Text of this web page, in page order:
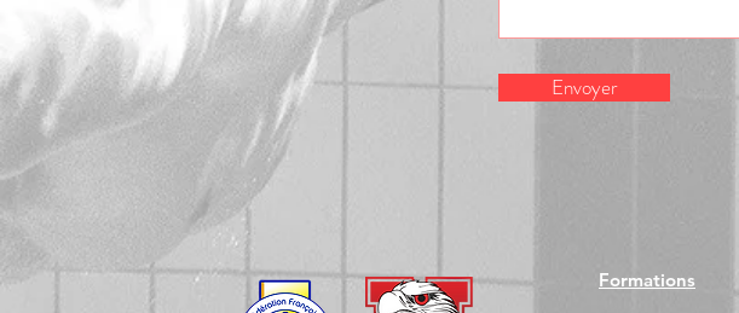
Envoyer
Formations